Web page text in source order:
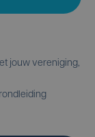
jouw vereniging,